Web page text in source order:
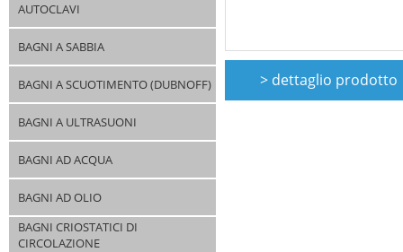
AUTOCLAVI
BAGNI A SABBIA
BAGNI A SCUOTIMENTO (DUBNOFF)
BAGNI A ULTRASUONI
BAGNI AD ACQUA
BAGNI AD OLIO
BAGNI CRIOSTATICI DI
CIRCOLAZIONE
> dettaglio prodotto